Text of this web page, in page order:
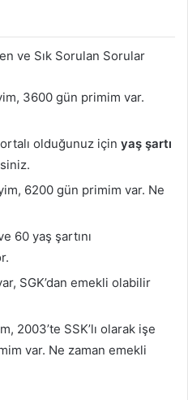
ve Sık Sorulan Sorular
3600 gün primim var.
olduğunuz için yaş şartı
6200 gün primim var. Ne
60 yaş şartını
SGK’dan emekli olabilir
2003’te SSK’lı olarak işe
var. Ne zaman emekli